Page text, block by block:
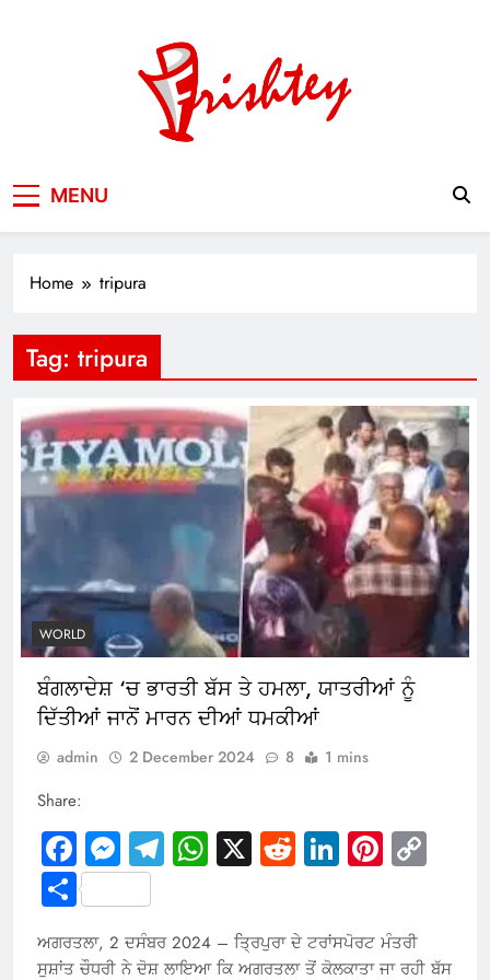
MENU
Home tripura
Tag: tripura
WORLD
ਬੰਗਲਾਦੇਸ਼ ‘ਚ ਭਾਰਤੀ ਬੱਸ ਤੇ ਹਮਲਾ, ਯਾਤਰੀਆਂ ਨੂੰ
ਦਿੱਤੀਆਂ ਜਾਨੋਂ ਮਾਰਨ ਦੀਆਂ ਧਮਕੀਆਂ
admin 2 December 2024 8 1 mins
Share:
Facebook
Messenger
Telegram
WhatsApp
X RedditLinkedIn
Share
ਅਗਰਤਲਾ, 2 ਦਸੰਬਰ 2024 – ਤ੍ਰਿਪੁਰਾ ਦੇ ਟਰਾਂਸਪੋਰਟ ਮੰਤਰੀ
ਸੁਸ਼ਾਂਤ ਚੌਧਰੀ ਨੇ ਦੋਸ਼ ਲਾਇਆ ਕਿ ਅਗਰਤਲਾ ਤੋਂ ਕੋਲਕਾਤਾ ਜਾ ਰਹੀ ਬੱਸ